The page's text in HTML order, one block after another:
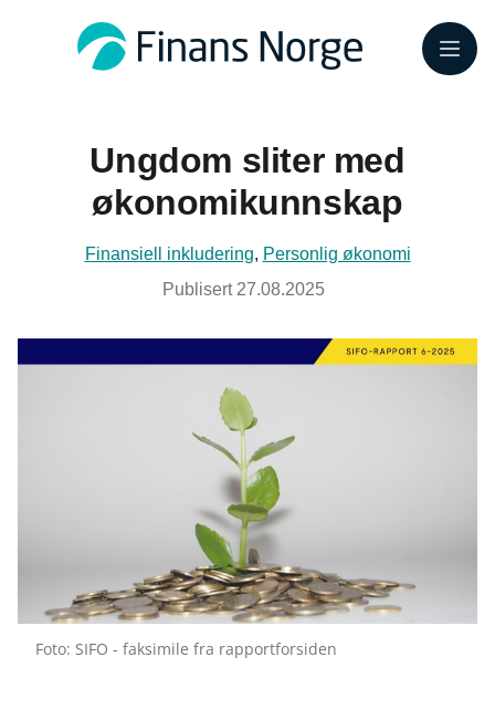
Meny
Ungdom sliter med
økonomikunnskap
Finansiell inkludering, Personlig økonomi
Publisert 27.08.2025
Foto: SIFO - faksimile fra rapportforsiden